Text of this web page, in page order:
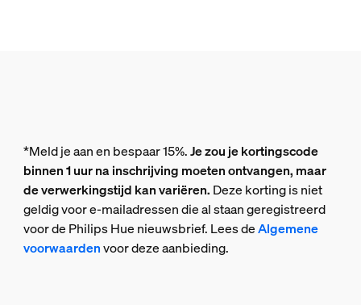
*Meld je aan en bespaar 15%.Je zou je kortingscode
binnen 1 uur na inschrijving moeten ontvangen, maar
de verwerkingstijd kan variëren. Deze korting is niet
geldig voor e-mailadressen die al staan geregistreerd
voor de Philips Hue nieuwsbrief. Lees deAlgemene
voorwaardenvoor deze aanbieding.